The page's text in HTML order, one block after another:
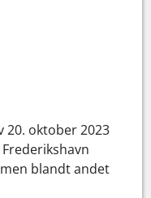
20. oktober 2023
blandt andet